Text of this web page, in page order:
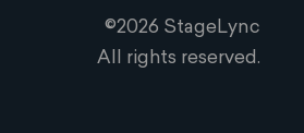
©2026 StageLync
All rights reserved.